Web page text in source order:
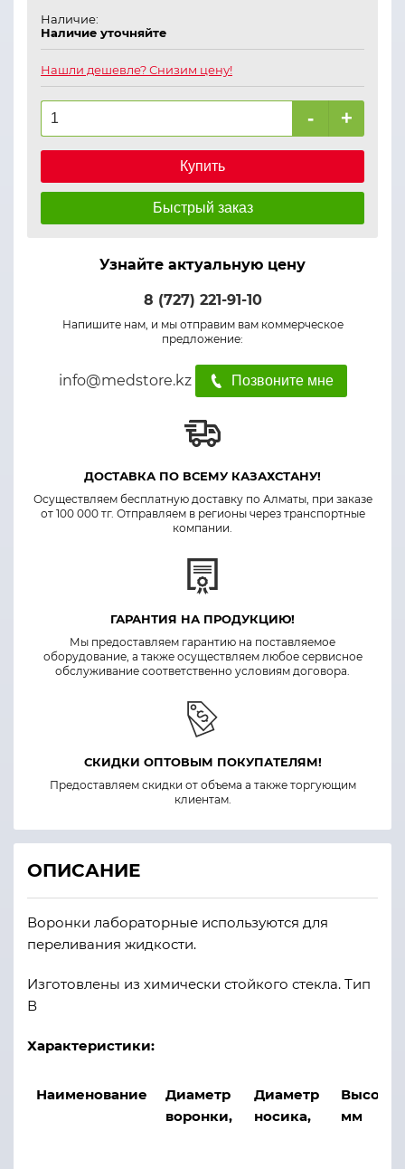
Наличие:
Наличие уточняйте
Нашли дешевле? Снизим цену!
- +
Купить
Быстрый заказ
Узнайте актуальную цену
8 (727) 221-91-10
Напишите нам, и мы отправим вам коммерческое
предложение:
info@medstore.kz Позвоните мне
ДОСТАВКА ПО ВСЕМУ КАЗАХСТАНУ!
Осуществляем бесплатную доставку по Алматы, при заказе
от 100 000 тг. Отправляем в регионы через транспортные
компании.
ГАРАНТИЯ НА ПРОДУКЦИЮ!
Мы предоставляем гарантию на поставляемое
оборудование, а также осуществляем любое сервисное
обслуживание соответственно условиям договора.
СКИДКИ ОПТОВЫМ ПОКУПАТЕЛЯМ!
Предоставляем скидки от объема а также торгующим
клиентам.
ОПИСАНИЕ
Воронки лабораторные используются для
переливания жидкости.
Изготовлены из химически стойкого стекла. Тип
В
Характеристики:
Наименование
Диаметр
воронки,
Диаметр
носика,
Высота,
мм